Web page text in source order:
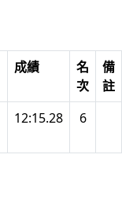
成績
名
次
備
註
12:15.28 6